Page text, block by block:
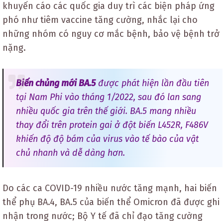
khuyến cáo các quốc gia duy trì các biện pháp ứng
phó như tiêm vaccine tăng cường, nhắc lại cho
những nhóm có nguy cơ mắc bệnh, bảo vệ bệnh trở
nặng.
Biến chủng mới BA.5được phát hiện lần đầu tiên
tại Nam Phi vào tháng 1/2022, sau đó lan sang
nhiều quốc gia trên thế giới. BA.5 mang nhiều
thay đổi trên protein gai ở đột biến L452R, F486V
khiến độ độ bám của virus vào tế bào của vật
chủ nhanh và dễ dàng hơn.
Do các ca COVID-19 nhiều nước tăng mạnh, hai biến
thể phụ BA.4, BA.5 của biến thể Omicron đã được ghi
nhận trong nước; Bộ Y tế đã chỉ đạo tăng cường